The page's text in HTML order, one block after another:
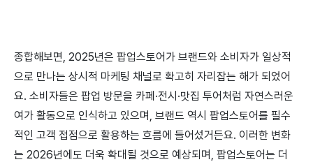
종합해보면, 2025년은 팝업스토어가 브랜드와 소비자가 일상적
으로 만나는 상시적 마케팅 채널로 확고히 자리잡는 해가 되었어
요. 소비자들은 팝업 방문을 카페·전시·맛집 투어처럼 자연스러운
여가 활동으로 인식하고 있으며, 브랜드 역시 팝업스토어를 필수
적인 고객 접점으로 활용하는 흐름에 들어섰거든요. 이러한 변화
는 2026년에도 더욱 확대될 것으로 예상되며, 팝업스토어는 더